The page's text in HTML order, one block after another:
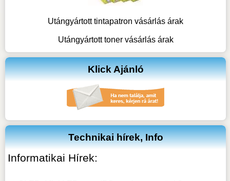
Utángyártott tintapatron vásárlás árak
Utángyártott toner vásárlás árak
Klick Ajánló
Technikai hírek, Info
Informatikai Hírek: